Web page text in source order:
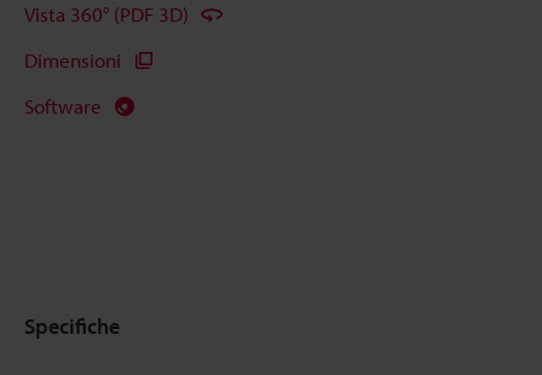
Vista 360° (PDF 3D)
Dimensioni
Software
Specifiche